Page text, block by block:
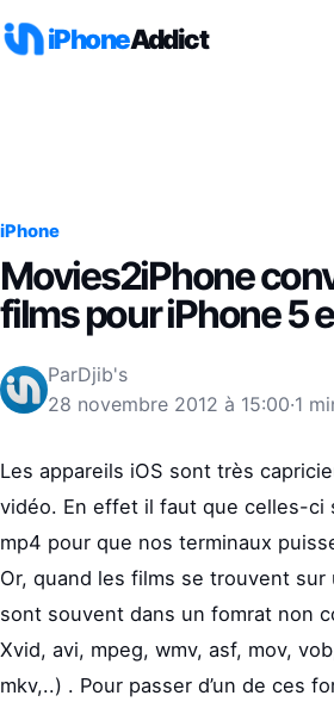
iPhoneAddict
iPhone
Movies2iPhone
films pour iPhone 5
ParDjib's
28 novembre 2012 à 15:00·1
Les appareils iOS sont très
vidéo. En effet il faut que celles-ci
mp4 pour que nos terminaux
Or, quand les films se trouvent sur
sont souvent dans un fomrat non
Xvid, avi, mpeg, wmv, asf, mov,
mkv,..) . Pour passer d’un de ces